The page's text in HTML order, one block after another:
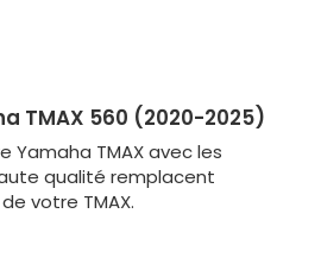
TMAX 560 (2020-2025)
TMAX avec les
qualité remplacent
votre TMAX.